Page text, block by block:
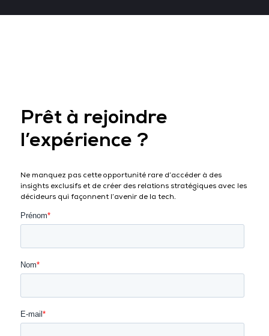
Prêt à rejoindre
l’expérience ?
Ne manquez pas cette opportunité rare d’accéder à des
insights exclusifs et de créer des relations stratégiques avec les
décideurs qui façonnent l’avenir de la tech.